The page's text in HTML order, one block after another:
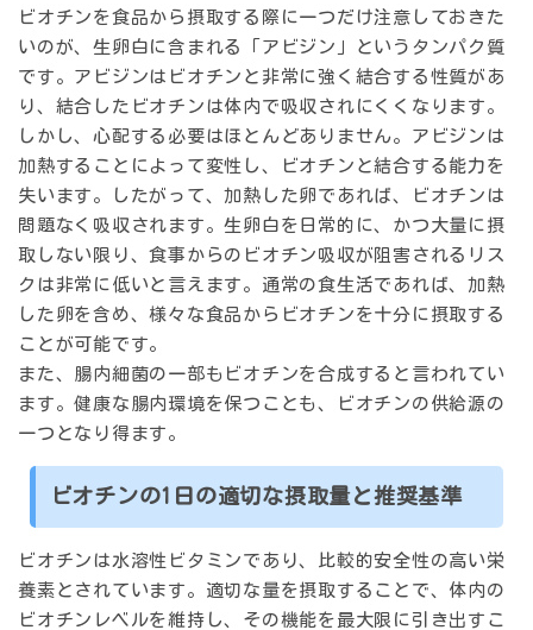
ビオチンを食品から摂取する際に一つだけ注意しておきた
いのが、 生卵白 に含まれる「アビジン」というタンパク質
です。アビジンはビオチンと非常に強く結合する性質があ
り、結合したビオチンは体内で吸収されにくくなります。
しかし、心配する必要はほとんどありません。アビジンは
加熱することによって変性し、ビオチンと結合する能力を
失います。したがって、加熱した卵であれば、ビオチンは
問題なく吸収されます 。生卵白を日常的に、かつ大量に摂
取しない限り、食事からのビオチン吸収が阻害されるリス
クは非常に低いと言えます。通常の食生活であれば、加熱
した卵を含め、様々な食品からビオチンを十分に摂取する
ことが可能です。
また、腸内細菌の一部もビオチンを合成すると言われてい
ます。健康な腸内環境を保つことも、ビオチンの供給源の
一つとなり得ます。
ビオチンの1日の適切な摂取量と推奨基準
ビオチンは水溶性ビタミンであり、比較的安全性の高い栄
養素とされています。適切な量を摂取することで、体内の
ビオチンレベルを維持し、その機能を最大限に引き出すこ